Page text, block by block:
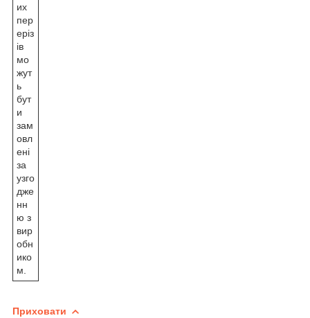
их
пер
еріз
ів
мо
жут
ь
бут
и
зам
овл
ені
за
узго
дже
нн
ю з
вир
обн
ико
м.
Приховати